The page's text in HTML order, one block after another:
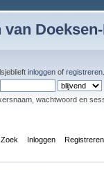
van
inloggen of registreren
wachtwoord en
Zoek Inloggen Registreren